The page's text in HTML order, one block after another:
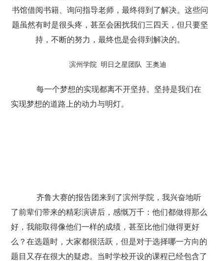
书馆借阅书籍、询问指导老师，最终得到了解决。这些问
题虽然有时是很头疼，甚至会困扰我们三四天，但只要坚
持，不断的努力，最终也是会得到解决的。
滨州学院 明日之星团队 王奥迪
每一个梦想的实现都离不开坚持。坚持是我们在
实现梦想的道路上的动力与明灯。
齐鲁大赛的报告团来到了滨州学院，我兴奋地听
了前辈们带来的精彩演讲后，感慨万千：他们都做得那么
好，我能取得像他们一样的成绩，甚至比他们做得更好
么？在选题时，大家都很活跃，但是对于选择哪一方向的
题目又存在很大的疑虑。当时学校开设的课程已经包含了